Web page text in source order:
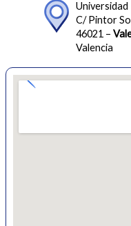
C/ Pintor
46021 –
Valencia